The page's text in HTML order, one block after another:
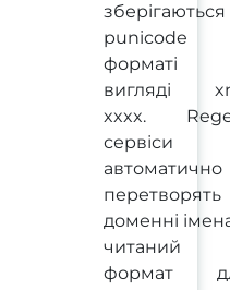
punicode
форматі
вигляді
xxxx.
сервіси
автоматично
перетворять
доменні
читаний
формат